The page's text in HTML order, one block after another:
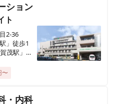
ション
ト
2-36
」徒歩1
茂駅」徒
〜
・内科